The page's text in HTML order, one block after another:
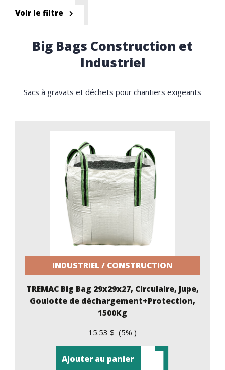
Voir le filtre
Big Bags Construction et
Industriel
Sacs à gravats et déchets pour chantiers exigeants
INDUSTRIEL / CONSTRUCTION
TREMAC Big Bag 29x29x27, Circulaire, Jupe,
Goulotte de déchargement+Protection,
1500Kg
15.53 $ (5% )
Ajouter au panier